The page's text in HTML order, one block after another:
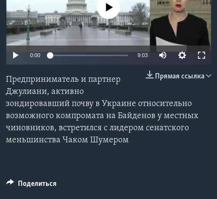
Learning English
СОЦИАЛЬНЫЕ СЕТИ
Языки
No media source currently available
0:00 9:03
Прямая ссылка
Предприниматель и партнер
Джулиани, активно
зондировавший почву в Украине относительно
возможного компромата на Байденов у местных
чиновников, встретился с лидером сенатского
меньшинства Чаком Шумером
Поделиться